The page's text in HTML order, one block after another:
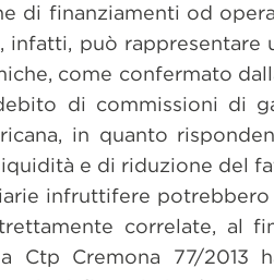
di finanziamenti od
infatti, può rappresentare
come confermato
di commissioni di
in quanto
e di riduzione del
infruttifere
correlate, al
Ctp Cremona 77/2013